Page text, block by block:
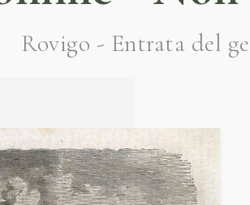
Rovigo - Entrata del